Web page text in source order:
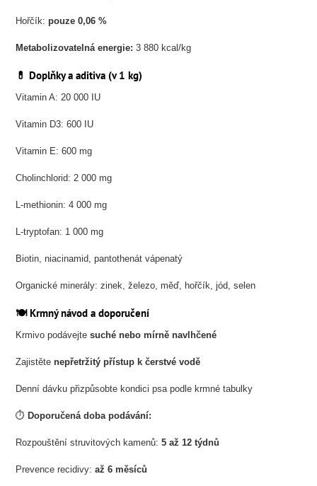
Hořčík:pouze 0,06 %
Metabolizovatelná energie: 3 880 kcal/kg
💊 Doplňky a aditiva (v 1 kg)
Vitamin A: 20 000 IU
Vitamin D3: 600 IU
Vitamin E: 600 mg
Cholinchlorid: 2 000 mg
L-methionin: 4 000 mg
L-tryptofan: 1 000 mg
Biotin, niacinamid, pantothenát vápenatý
Organické minerály: zinek, železo, měď, hořčík, jód, selen
🍽️ Krmný návod a doporučení
Krmivo podávejtesuché nebo mírně navlhčené
Zajistětenepřetržitý přístup k čerstvé vodě
Denní dávku přizpůsobte kondici psa podle krmné tabulky
⏱ Doporučená doba podávání:
Rozpouštění struvitových kamenů:5 až 12 týdnů
Prevence recidivy:až 6 měsíců